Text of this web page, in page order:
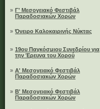
» Γ' Μεσογειακό Φεστιβάλ
Παραδοσιακών Χορών
» Όνειρο Καλοκαιρινής Νύκτας
» 19ου Παγκόσμιου Συνεδρίου για
την Έρευνα του Χορού
» A' Μεσογειακό Φεστιβάλ
Παραδοσιακών Χορών
» B' Μεσογειακό Φεστιβάλ
Παραδοσιακών Χορών